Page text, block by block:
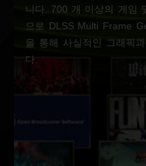
니다. 700 개 이상의 게임
으로 DLSS Multi Frame
을 통해 사실적인 그래픽
다.